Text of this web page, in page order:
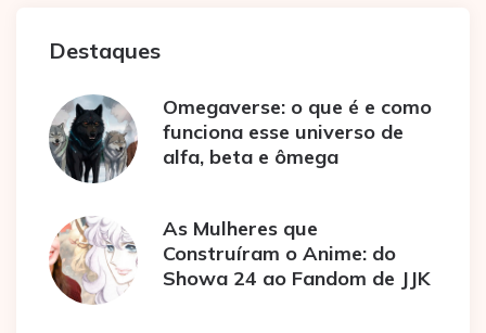
Destaques
Omegaverse: o que é e como
funciona esse universo de
alfa, beta e ômega
As Mulheres que
Construíram o Anime: do
Showa 24 ao Fandom de JJK